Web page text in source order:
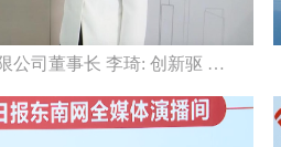
公司董事长 李琦: 创新驱 …